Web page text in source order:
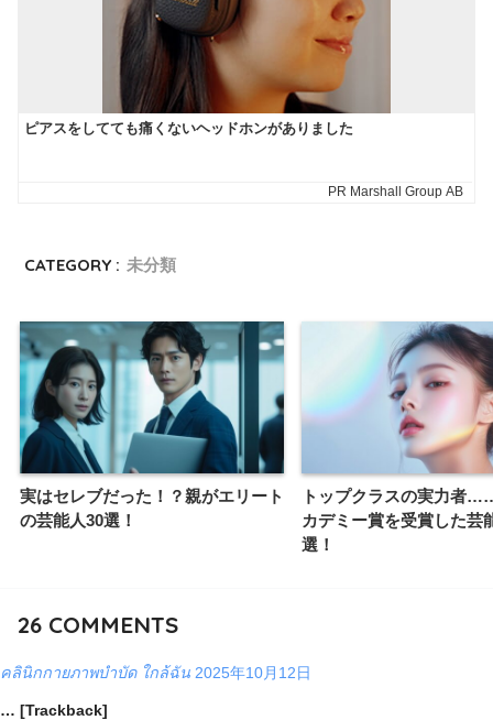
CATEGORY : 未分類
実はセレブだった！？親がエリート
の芸能人30選！
トップクラスの実力者
カデミー賞を受賞した芸
選！
26COMMENTS
คลินิกกายภาพบำบัด ใกล้ฉัน 2025年10月12日
… [Trackback]